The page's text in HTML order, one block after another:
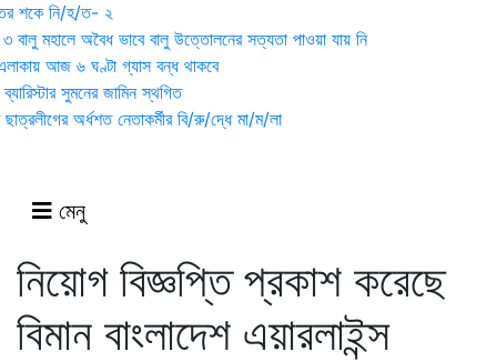
শকে নি/হ/ত- ২
বালু মহালে অবৈধ ভাবে বালু উত্তোলনের সত্যতা পাওয়া যায় নি
আজ ৬ ঘণ্টা গ্যাস বন্ধ থাকবে
সুমনের জামিন স্থগিত
ছাত্রলীগের অর্ধশত নেতাকর্মীর বি/রু/দ্ধে মা/ম/লা
মেনু
নিয়োগ বিজ্ঞপ্তি প্রকাশ করেছে
বিমান বাংলাদেশ এয়ারলাইন্স